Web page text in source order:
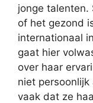
jonge talenten.
of het gezond
internationaal
gaat hier
over haar
niet
vaak dat ze